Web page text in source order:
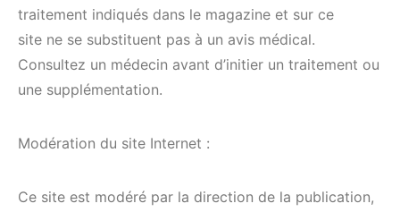
traitement indiqués dans le magazine et sur ce
site ne se substituent pas à un avis médical.
Consultez un médecin avant d’initier un traitement ou
une supplémentation.
Modération du site Internet :
Ce site est modéré par la direction de la publication,